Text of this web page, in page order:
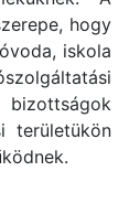
hogy
iskola
bizottságok
területükön